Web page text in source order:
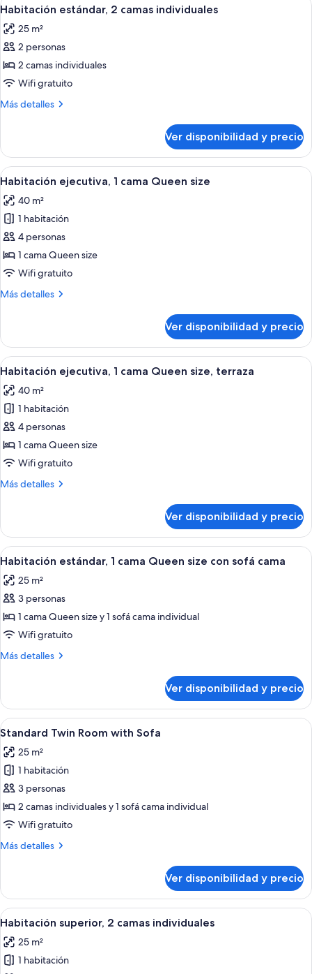
cama
size
todas
las
fotos
de
Habitación
estándar,
individuales
12
Habitación estándar, 2 camas individuales
25 m²
2 personas
2 camas individuales
Wifi gratuito
Más detalles
Más
estándar,
camas
Ver disponibilidad y precio
Ver
todas
las
fotos
de
Habitación
ejecutiva,
cama
Habitación de hotel con cama,
20
Habitación ejecutiva, 1 cama Queen size
40 m²
1 habitación
4 personas
1 cama Queen size
Wifi gratuito
Más detalles
Más
ejecutiva,
cama
size
Ver disponibilidad y precio
Ver
todas
las
fotos
de
Habitación
ejecutiva,
cama
terraza
Habitación de hotel con cama, sofá,
14
Habitación ejecutiva, 1 cama Queen size, terraza
40 m²
1 habitación
4 personas
1 cama Queen size
Wifi gratuito
Más detalles
Más
ejecutiva,
cama
size,
terraza
Ver disponibilidad y precio
Ver
todas
las
fotos
de
Habitación
estándar,
Queen
size
con
sofá
cama
Habitación de hotel con cama, sofá,
15
Habitación estándar, 1 cama Queen size con sofá cama
25 m²
3 personas
1 cama Queen size y 1 sofá cama individual
Wifi gratuito
Más detalles
Más
estándar,
cama
size
con
sofá
cama
Ver disponibilidad y precio
Ver
todas
las
fotos
de
Standard
Twin
with
Habitación de hotel con cama, sofá,
10
Standard Twin Room with Sofa
25 m²
1 habitación
3 personas
2 camas individuales y 1 sofá cama individual
Wifi gratuito
Más detalles
Más
Twin
Room
with
Ver disponibilidad y precio
Ver
todas
las
fotos
Habitación de hotel con una cama
13
Habitación superior, 2 camas individuales
25 m²
1 habitación